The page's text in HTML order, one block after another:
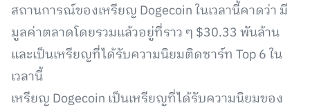
สถานการณ์ของเหรียญ Dogecoin ในเวลานี้คาดว่า มี
มูลค่าตลาดโดยรวมแล้วอยู่ที่ราว ๆ $30.33 พันล้าน
และเป็นเหรียญที่ได้รับความนิยมติดชาร์ท Top 6 ใน
เวลานี้
เหรียญ Dogecoin เป็นเหรียญที่ได้รับความนิยมของ